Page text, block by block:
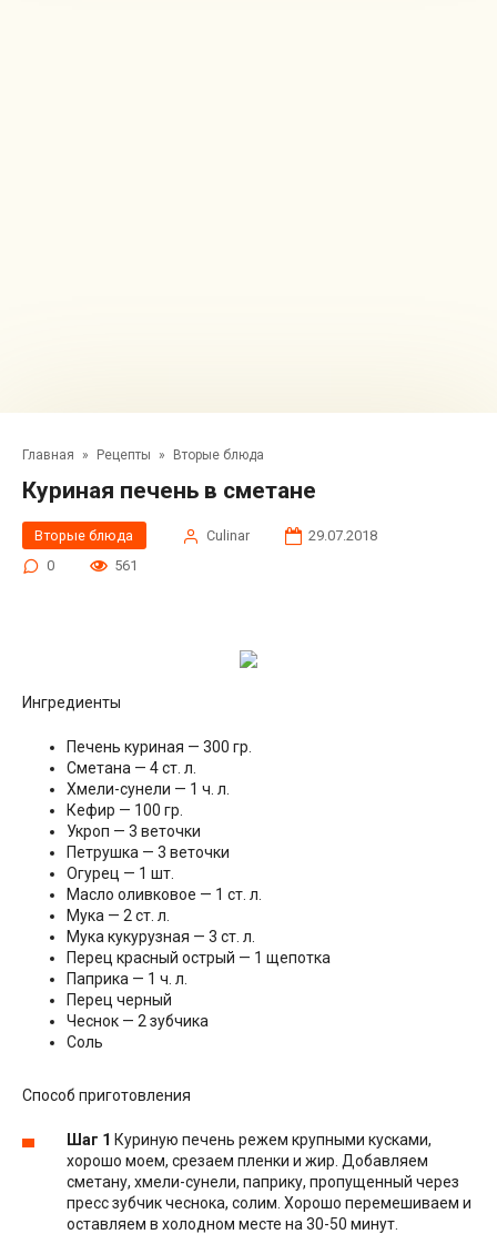
Главная » Рецепты » Вторые блюда
Куриная печень в сметане
Вторые блюда Сulinar
29.07.2018
0
561
Ингредиенты
Печень куриная — 300 гр.
Сметана — 4 ст. л.
Хмели-сунели — 1 ч. л.
Кефир — 100 гр.
Укроп — 3 веточки
Петрушка — 3 веточки
Огурец — 1 шт.
Масло оливковое — 1 ст. л.
Мука — 2 ст. л.
Мука кукурузная — 3 ст. л.
Перец красный острый — 1 щепотка
Паприка — 1 ч. л.
Перец черный
Чеснок — 2 зубчика
Соль
Способ приготовления
Шаг 1 Куриную печень режем крупными кусками,
хорошо моем, срезаем пленки и жир. Добавляем
сметану, хмели-сунели, паприку, пропущенный через
пресс зубчик чеснока, солим. Хорошо перемешиваем и
оставляем в холодном месте на 30-50 минут.